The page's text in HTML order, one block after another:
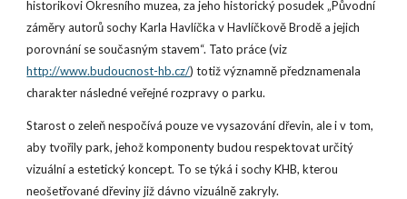
historikovi Okresního muzea, za jeho historický posudek „Původní
záměry autorů sochy Karla Havlíčka v Havlíčkově Brodě a jejich
http://www.budoucnost-hb.cz/) totiž významně předznamenala
charakter následné veřejné rozpravy o parku.
Starost o zeleň nespočívá pouze ve vysazování dřevin, ale i v tom,
aby tvořily park, jehož komponenty budou respektovat určitý
vizuální a estetický koncept. To se týká i sochy KHB, kterou
neošetřované dřeviny již dávno vizuálně zakryly.